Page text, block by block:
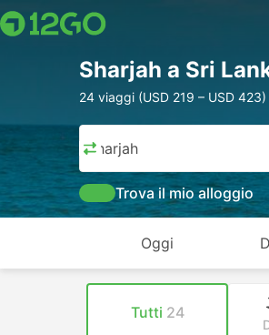
Sharjah a Sri
24 viaggi (USD 219 – USD 423)
Sharjah
Trova il mio alloggio
Oggi
Tutti 24